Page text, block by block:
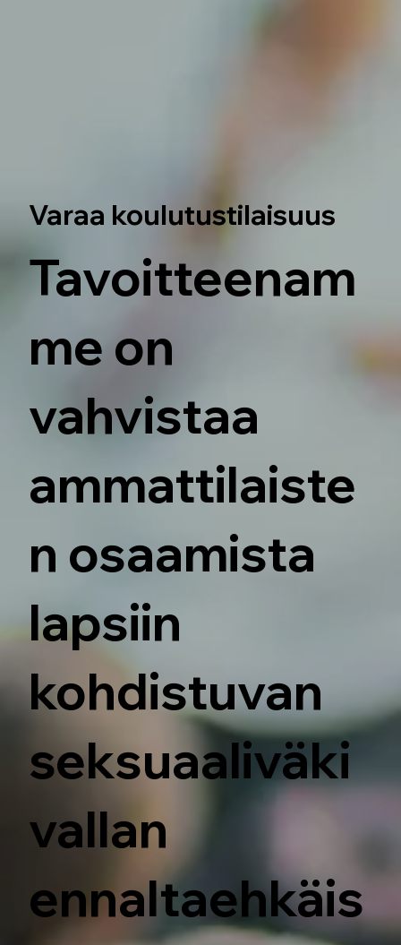
Varaa koulutustilaisuus
Tavoitteenam
me on
vahvistaa
ammattilaiste
n osaamista
lapsiin
kohdistuvan
seksuaaliväki
vallan
ennaltaehkäis